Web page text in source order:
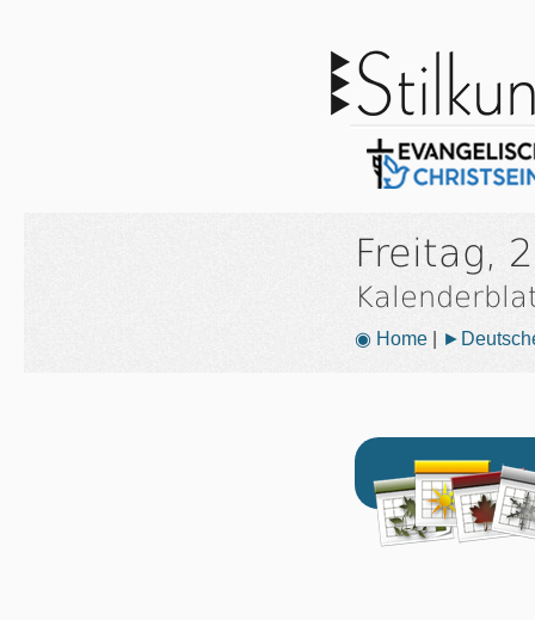
Freitag,
◉ Home|